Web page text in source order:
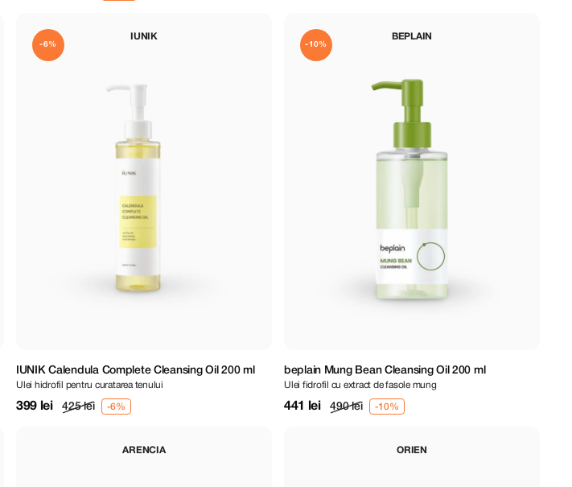
IUNIK
-6%
IUNIK Calendula Complete Cleansing Oil 200 ml
Ulei hidrofil pentru curatarea tenului
399 lei 425 lei
BEPLAIN
-10%
beplain Mung Bean Cleansing Oil 200 ml
Ulei fidrofil cu extract de fasole mung
441 lei 490 lei
ARENCIA ORIEN